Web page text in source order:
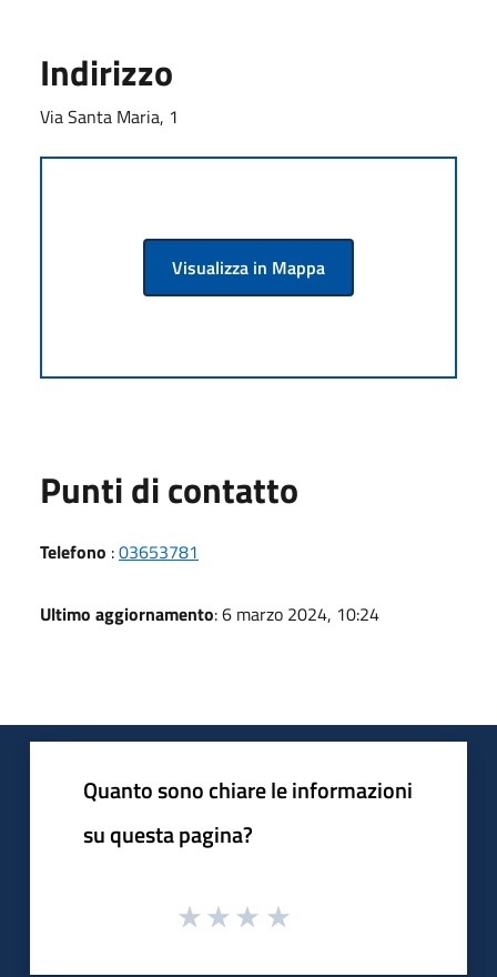
Indirizzo
Via Santa Maria, 1
Visualizza in Mappa
Punti di contatto
Telefono :03653781
Ultimo aggiornamento: 6 marzo 2024, 10:24
Quanto sono chiare le informazioni
su questa pagina?